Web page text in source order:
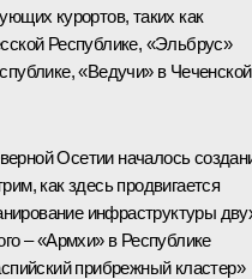
курортов, таких как
Республике, «Эльбрус»
«Ведучи» в Чеченской
Осетии началось
как здесь продвигается
инфраструктуры
– «Армхи» в Республике
прибрежный кластер»